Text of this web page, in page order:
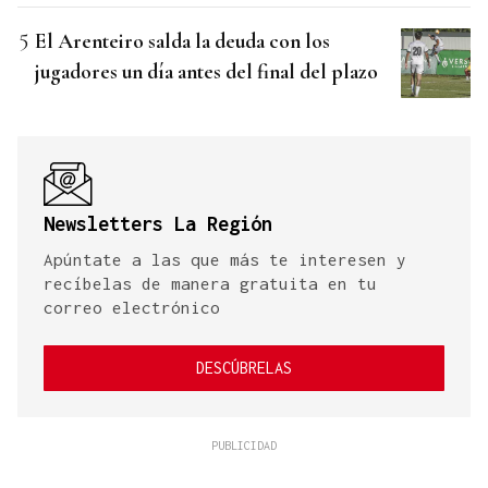
El Arenteiro salda la deuda con los
jugadores un día antes del final del plazo
Newsletters La Región
Apúntate a las que más te interesen y
recíbelas de manera gratuita en tu
correo electrónico
DESCÚBRELAS